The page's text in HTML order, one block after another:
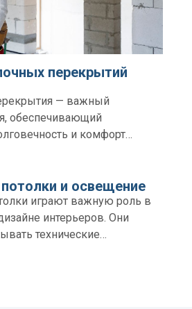
перекрытий
— важный
обеспечивающий
и комфорт
Эти
несколько функций — от
и шумоизоляции.
и способов
выбрать оптимальный
для разных помещений,
и освещение
играют важную роль в
интерьеров. Они
технические
вентиляцию, систему